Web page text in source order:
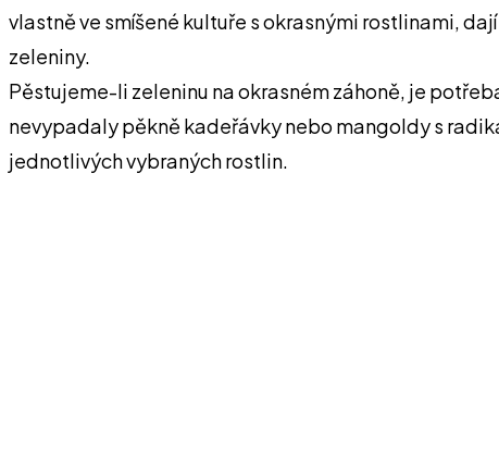
vlastně ve smíšené kultuře s okrasnými rostlinami,
zeleniny.
Pěstujeme-li zeleninu na okrasném záhoně, je
nevypadaly pěkně kadeřávky nebo mangoldy s
jednotlivých vybraných rostlin.